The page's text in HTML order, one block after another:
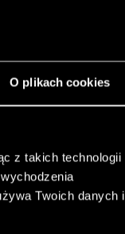
O plikach cookies
z takich technologii
Twoich danych i